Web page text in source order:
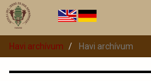
Ugrás
tartalomra
Havi archívum
Havi archívum